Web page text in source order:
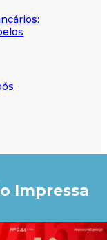
Impressa